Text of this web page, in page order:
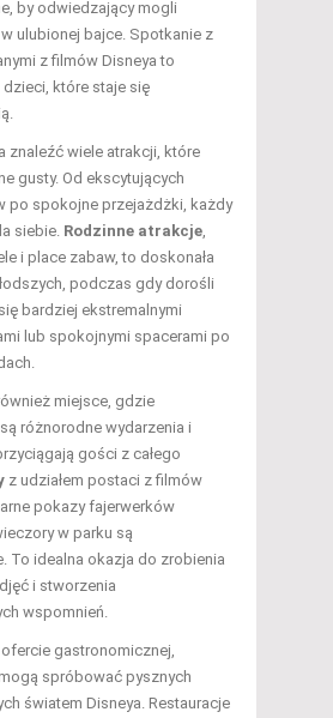
by odwiedzający mogli
ulubionej bajce. Spotkanie z
z filmów Disneya to
dzieci, które staje się
znaleźć wiele atrakcji, które
gusty. Od ekscytujących
po spokojne przejażdżki, każdy
siebie. Rodzinne atrakcje
i place zabaw, to doskonała
podczas gdy dorośli
bardziej ekstremalnymi
lub spokojnymi spacerami po
miejsce, gdzie
różnorodne wydarzenia i
gości z całego
z udziałem postaci z filmów
pokazy fajerwerków
w parku są
To idealna okazja do zrobienia
i stworzenia
wspomnień.
gastronomicznej,
spróbować pysznych
światem Disneya. Restauracje